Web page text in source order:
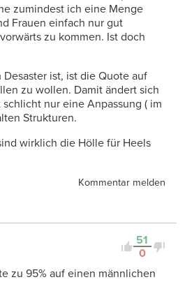
zumindest ich eine Menge
Frauen einfach nur gut
zu kommen. Ist doch
Desaster ist, ist die Quote auf
zu wollen. Damit ändert sich
nur eine Anpassung ( im
Strukturen.
wirklich die Hölle für Heels
Kommentar melden
51
0
zu 95% auf einen männlichen